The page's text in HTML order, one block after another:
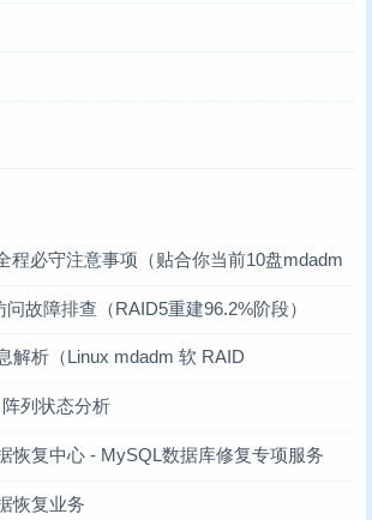
例
例
例(3)
(1)
案例(2)
(1)
案例(14)
案例(3)
程必守注意事项（贴合你当前10盘mdadm
故障排查（RAID5重建96.2%阶段）
解析（Linux mdadm 软 RAID
列状态分析
恢复中心 - MySQL数据库修复专项服务
恢复业务